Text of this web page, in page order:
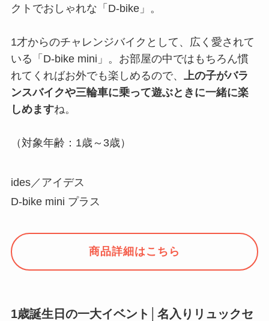
クトでおしゃれな「D-bike」。
1才からのチャレンジバイクとして、広く愛されて
いる「D-bike mini」。お部屋の中ではもちろん慣
れてくればお外でも楽しめるので、 上の子がバラ
ンスバイクや三輪車に乗って遊ぶときに一緒に楽
しめますね。
（対象年齢：1歳～3歳）
ides／アイデス
D-bike mini プラス
商品詳細はこちら
1歳誕生日の一大イベント│名入りリュックセ